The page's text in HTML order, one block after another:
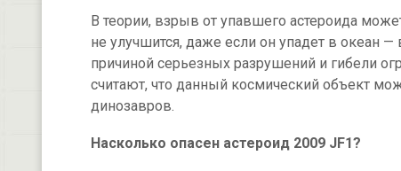
В теории, взрыв от упавшего астероида
не улучшится, даже если он упадет в океан
причиной серьезных разрушений и гибели
считают, что данный космический объект
динозавров.
Насколько опасен астероид 2009 JF1?